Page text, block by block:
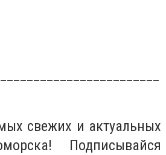
свежих и актуальных
Подписывайся